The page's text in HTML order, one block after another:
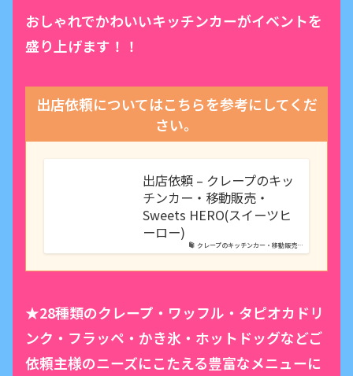
おしゃれでかわいいキッチンカーがイベントを
盛り上げます！！
出店依頼についてはこちらを参考にしてくだ
さい。
クレープのキッチンカー・移動販売…
出店依頼 – クレープのキッ
チンカー・移動販売・
Sweets HERO(スイーツヒ
ーロー)
★28種類のクレープ・ワッフル・タピオカドリ
ンク・フラッペ・かき氷・ホットドッグなどご
依頼主様のニーズにこたえる豊富なメニューに